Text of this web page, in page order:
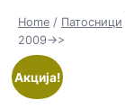
Home / Патосници
2009->>
Акција!